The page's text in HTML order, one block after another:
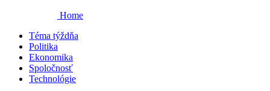
Home
Téma týždňa
Politika
Ekonomika
Spoločnosť
Technológie